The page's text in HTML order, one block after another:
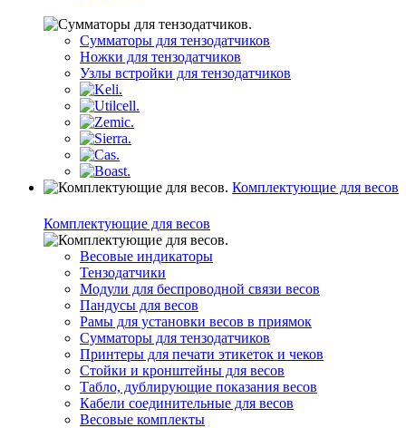
Сумматоры для тензодатчиков
Ножки для тензодатчиков
Узлы встройки для тензодатчиков
Комплектующие для весов
Комплектующие для весов
Весовые индикаторы
Тензодатчики
Модули для беспроводной связи весов
Пандусы для весов
Рамы для установки весов в приямок
Сумматоры для тензодатчиков
Принтеры для печати этикеток и чеков
Стойки и кронштейны для весов
Табло, дублирующие показания весов
Кабели соединительные для весов
Весовые комплекты